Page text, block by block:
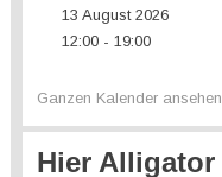
13 August 2026
12:00 -19:00
Ganzen Kalender ansehen
Hier Alligator